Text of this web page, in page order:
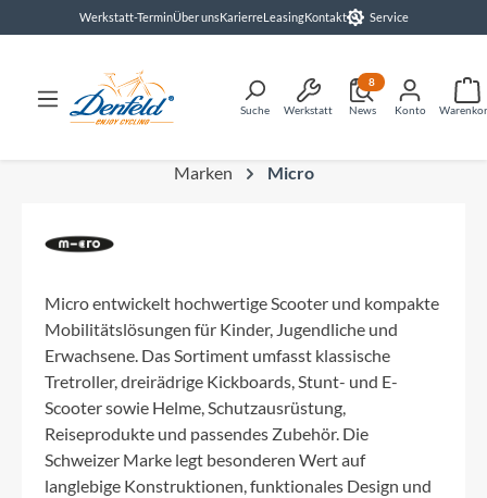
springenWerkstatt-TerminÜber unsKarierreLeasingKontakt Service
Suche Werkstatt News
8
Konto
Marken Micro
Micro entwickelt hochwertige Scooter und kompakte
Mobilitätslösungen für Kinder, Jugendliche und
Erwachsene. Das Sortiment umfasst klassische
Tretroller, dreirädrige Kickboards, Stunt- und E-
Scooter sowie Helme, Schutzausrüstung,
Reiseprodukte und passendes Zubehör. Die
Schweizer Marke legt besonderen Wert auf
langlebige Konstruktionen, funktionales Design und